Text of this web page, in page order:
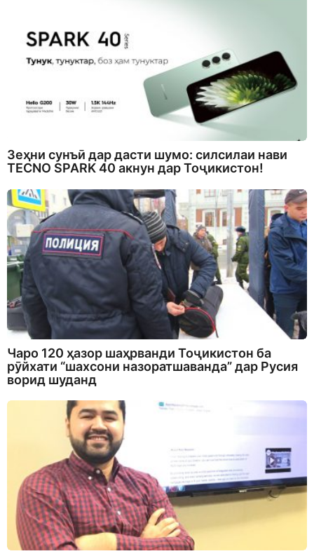
Зеҳни сунъӣ дар дасти шумо: силсилаи нави
TECNO SPARK 40 акнун дар Тоҷикистон!
Чаро 120 ҳазор шаҳрванди Тоҷикистон ба
рӯйхати “шахсони назоратшаванда” дар Русия
ворид шуданд